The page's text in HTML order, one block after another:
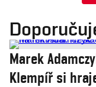
Marek
Klempíř si